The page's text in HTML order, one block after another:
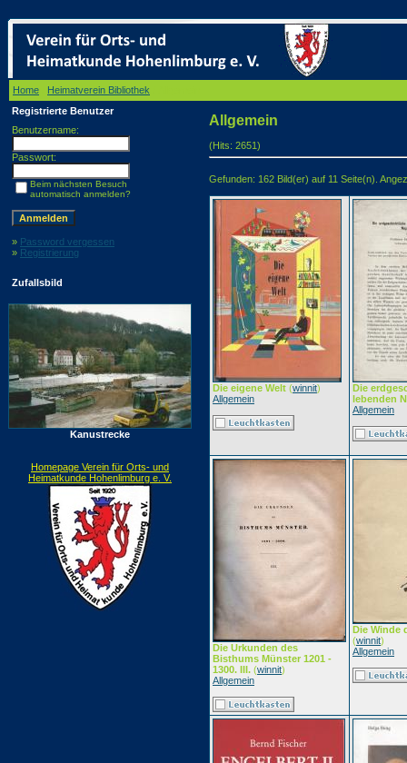
Home Heimatverein Bibliothek
Registrierte Benutzer
Benutzername:
Passwort:
Beim nächsten Besuch
automatisch anmelden?
» Password vergessen
» Registrierung
Zufallsbild
Kanustrecke
Homepage Verein für Orts- und
Heimatkunde Hohenlimburg e. V.
Allgemein
(Hits: 2651)
Gefunden: 162 Bild(er) auf 11 Seite(n).
Die eigene Welt (winnit)
Allgemein
Die
lebenden
Allgemein
Die Urkunden des
Bisthums Münster 1201 -
1300. III. (winnit)
Allgemein
Die Winde
(winnit)
Allgemein